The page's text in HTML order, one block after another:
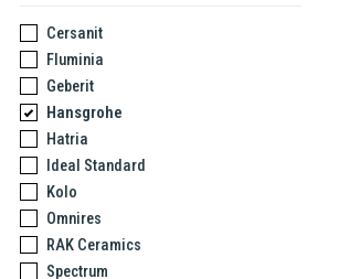
Cersanit
Fluminia
Geberit
Hansgrohe
Hatria
Ideal Standard
Kolo
Omnires
RAK Ceramics
Spectrum